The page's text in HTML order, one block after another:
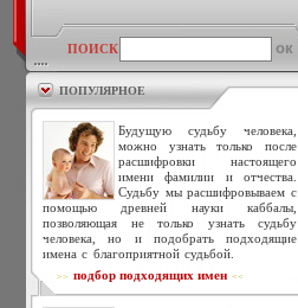
ПОИСК
ПОПУЛЯРНОЕ
Будущую судьбу человека,
можно узнать только после
расшифровки настоящего
имени фамилии и отчества.
Судьбу мы расшифровываем с
помощью древней науки каббалы,
позволяющая не только узнать судьбу
человека, но и подобрать подходящие
имена с благоприятной судьбой.
>> подбор подходящих имен <<